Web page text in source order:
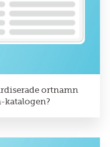
ortnamn
katalogen?